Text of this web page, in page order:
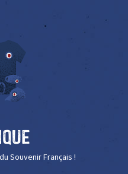
Souvenir Français !